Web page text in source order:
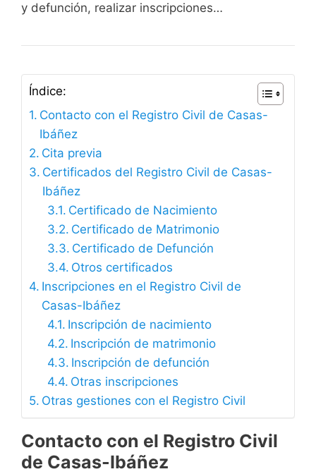
y defunción, realizar inscripciones…
Índice:
Contacto con el Registro Civil de Casas-
Ibáñez
Cita previa
Certificados del Registro Civil de Casas-
Ibáñez
Certificado de Nacimiento
Certificado de Matrimonio
Certificado de Defunción
Otros certificados
Inscripciones en el Registro Civil de
Casas-Ibáñez
Inscripción de nacimiento
Inscripción de matrimonio
Inscripción de defunción
Otras inscripciones
Otras gestiones con el Registro Civil
Contacto con el Registro Civil
de Casas-Ibáñez